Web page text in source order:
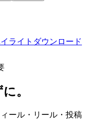
ライト ダウンロード
。
ール・リール・投稿